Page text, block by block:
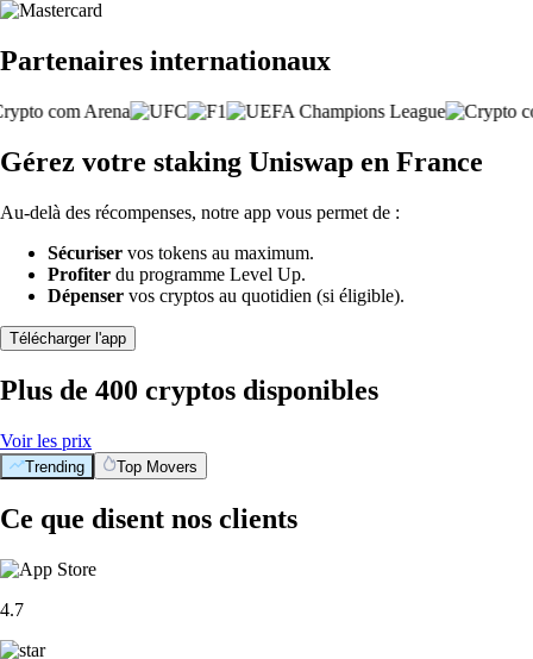
Partenaires internationaux
Gérez votre staking Uniswap en France
Au-delà des récompenses, notre app vous permet de :
Sécuriser vos tokens au maximum.
Profiter du programme Level Up.
Dépenser vos cryptos au quotidien (si éligible).
Télécharger l'app
Plus de 400 cryptos disponibles
Voir les prix
Trending Top Movers
Ce que disent nos clients
4.7